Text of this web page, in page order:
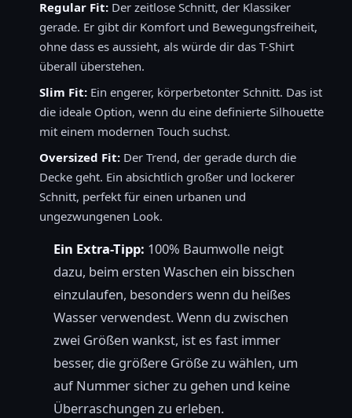
Regular Fit: Der zeitlose Schnitt, der Klassiker
gerade. Er gibt dir Komfort und Bewegungsfreiheit,
ohne dass es aussieht, als würde dir das T-Shirt
überall überstehen.
Slim Fit: Ein engerer, körperbetonter Schnitt. Das ist
die ideale Option, wenn du eine definierte Silhouette
mit einem modernen Touch suchst.
Oversized Fit: Der Trend, der gerade durch die
Decke geht. Ein absichtlich großer und lockerer
Schnitt, perfekt für einen urbanen und
ungezwungenen Look.
Ein Extra-Tipp: 100% Baumwolle neigt
dazu, beim ersten Waschen ein bisschen
einzulaufen, besonders wenn du heißes
Wasser verwendest. Wenn du zwischen
zwei Größen wankst, ist es fast immer
besser, die größere Größe zu wählen, um
auf Nummer sicher zu gehen und keine
Überraschungen zu erleben.